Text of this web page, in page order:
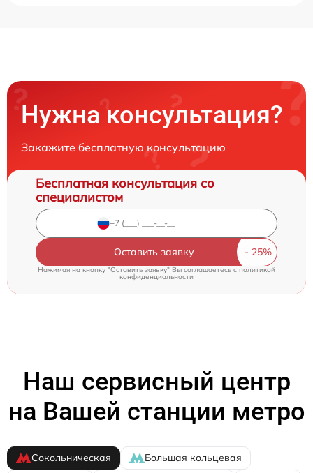
Нужна консультация?
Закажите бесплатную консультацию
Бесплатная консультация со
специалистом
Оставить заявку
Нажимая на кнопку "Оставить заявку" Вы соглашаетесь cполитикой
конфиденциальности
Наш сервисный центр
на Вашей станции метро
Сокольническая
Большая кольцевая